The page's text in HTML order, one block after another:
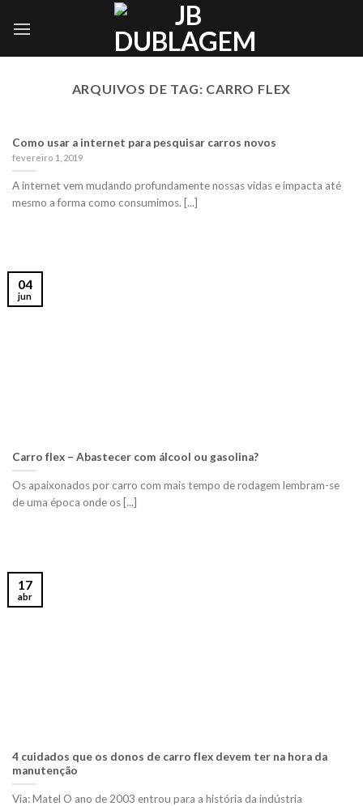
ARQUIVOS DE TAG: CARRO FLEX
Como usar a internet para pesquisar carros novos
fevereiro 1, 2019
A internet vem mudando profundamente nossas vidas e impacta até
mesmo a forma como consumimos. [...]
Carro flex – Abastecer com álcool ou gasolina?
Os apaixonados por carro com mais tempo de rodagem lembram-se
de uma época onde os [...]
04
jun
4 cuidados que os donos de carro flex devem ter na hora da
manutenção
Via: Matel O ano de 2003 entrou para a história da indústria
17
abr